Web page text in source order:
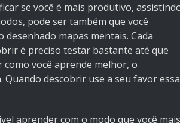
se você é mais produtivo,
pode ser também que você
desenhado mapas mentais. Cada
é preciso testar bastante até que
você aprende melhor, o
descobrir use a seu favor essa
aprender com o modo que você mais